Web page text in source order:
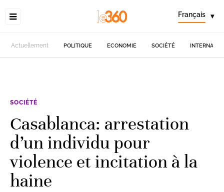
Français ▾
Actuellement POLITIQUE ECONOMIE SOCIÉTÉ
SOCIÉTÉ
Casablanca: arrestation
d’un individu pour
violence et incitation à la
haine